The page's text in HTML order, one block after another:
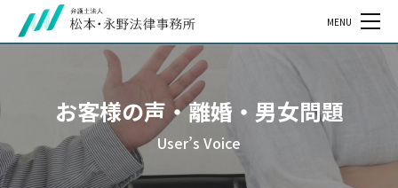
MENU
お客様の声・離婚・男女問題
User’s Voice